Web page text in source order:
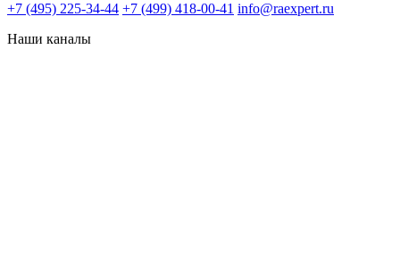
+7 (495) 225-34-44 +7 (499) 418-00-41 info@raexpert.ru
Наши каналы